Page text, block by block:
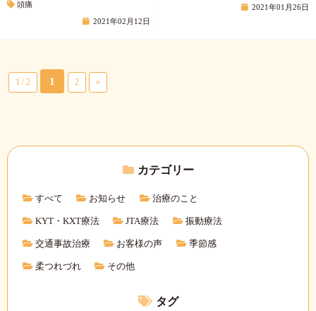
頭痛
2021年02月12日
2021年01月26日
1 / 2 1 2 »
カテゴリー
すべて お知らせ 治療のこと
KYT・KXT療法 JTA療法 振動療法
交通事故治療 お客様の声 季節感
柔つれづれ その他
タグ